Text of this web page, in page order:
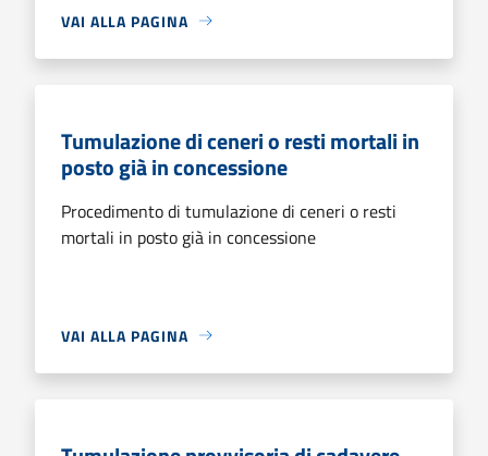
VAI ALLA PAGINA
Tumulazione di ceneri o resti mortali in
posto già in concessione
Procedimento di tumulazione di ceneri o resti
mortali in posto già in concessione
VAI ALLA PAGINA